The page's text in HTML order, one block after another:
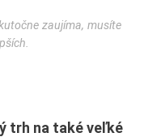
zaujíma, musíte
trh na také veľké